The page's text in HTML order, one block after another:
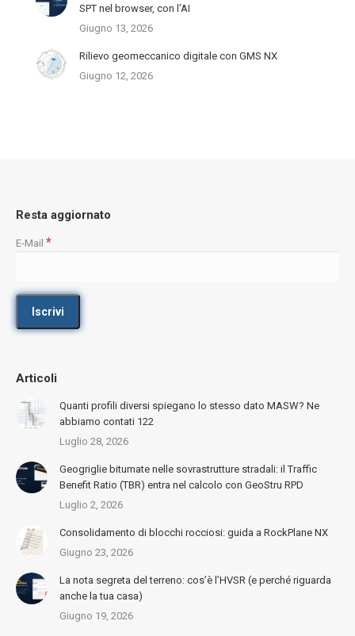
SPT nel browser, con l’AI
Giugno 13, 2026
Rilievo geomeccanico digitale con GMS NX
Giugno 12, 2026
Resta aggiornato
E-Mail *
Articoli
Quanti profili diversi spiegano lo stesso dato MASW? Ne
abbiamo contati 122
Luglio 28, 2026
Geogriglie bitumate nelle sovrastrutture stradali: il Traffic
Benefit Ratio (TBR) entra nel calcolo con GeoStru RPD
Luglio 2, 2026
Consolidamento di blocchi rocciosi: guida a RockPlane NX
Giugno 23, 2026
La nota segreta del terreno: cos’è l’HVSR (e perché riguarda
anche la tua casa)
Giugno 19, 2026